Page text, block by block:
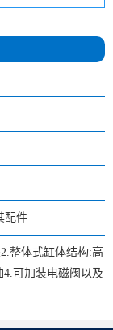
配件
整体式缸体结构:高
可加装电磁阀以及